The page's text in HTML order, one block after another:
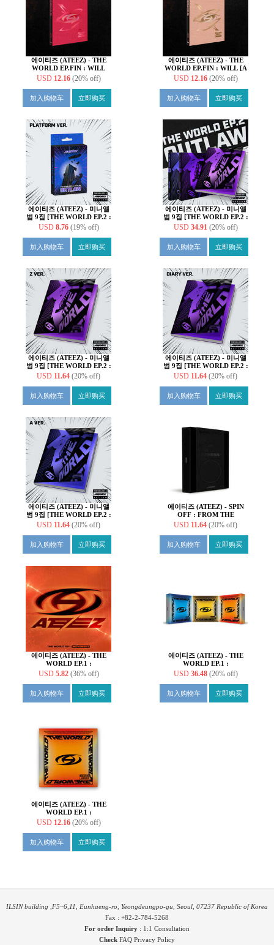
에이티즈 (ATEEZ) - THE
WORLD EP.FIN : WILL
[DIARY VER.]
USD 12.16 (20% off)
加入购物车 立即购买
에이티즈 (ATEEZ) - THE
WORLD EP.FIN : WILL [A
VER.]
USD 12.16 (20% off)
加入购物车 立即购买
에이티즈 (ATEEZ) - 미니앨
범 9집 [THE WORLD EP.2 :
OUTLAW][PLATFORM
VER.][8종 중 1종 랜덤 발송]
USD 8.76 (19% off)
加入购物车 立即购买
에이티즈 (ATEEZ) - 미니앨
범 9집 [THE WORLD EP.2 :
OUTLAW][3종 SET]
USD 34.91 (20% off)
加入购物车 立即购买
에이티즈 (ATEEZ) - 미니앨
범 9집 [THE WORLD EP.2 :
OUTLAW][Z VER.]
USD 11.64 (20% off)
加入购物车 立即购买
에이티즈 (ATEEZ) - 미니앨
범 9집 [THE WORLD EP.2 :
OUTLAW][DIARY VER.]
USD 11.64 (20% off)
加入购物车 立即购买
에이티즈 (ATEEZ) - 미니앨
범 9집 [THE WORLD EP.2 :
OUTLAW][A VER.]
USD 11.64 (20% off)
加入购物车 立即购买
에이티즈 (ATEEZ) - SPIN
OFF : FROM THE
WITNESS [LIMITED
EDITION]
USD 11.64 (20% off)
加入购物车 立即购买
에이티즈 (ATEEZ) - THE
WORLD EP.1 :
MOVEMENT [Digipak ver.]
[8종 중 랜덤발송]
USD 5.82 (36% off)
加入购物车 立即购买
에이티즈 (ATEEZ) - THE
WORLD EP.1 :
MOVEMENT [SET]
USD 36.48 (20% off)
加入购物车 立即购买
에이티즈 (ATEEZ) - THE
WORLD EP.1 :
MOVEMENT [Z ver.]
USD 12.16 (20% off)
加入购物车 立即购买
ILSIN building ,F5~6,11, Eunhaeng-ro, Yeongdeungpo-gu, Seoul, 07237 Republic of Korea
Fax : +82-2-784-5268
For order Inquiry : 1:1 Consultation
Check FAQ Privacy Policy